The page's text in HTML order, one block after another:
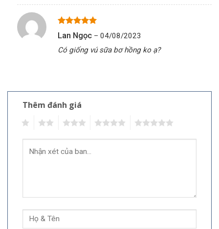
Được xếp
hạng55
sao
Lan Ngọc – 04/08/2023
Có giống vú sữa bơ hồng ko ạ?
Thêm đánh giá